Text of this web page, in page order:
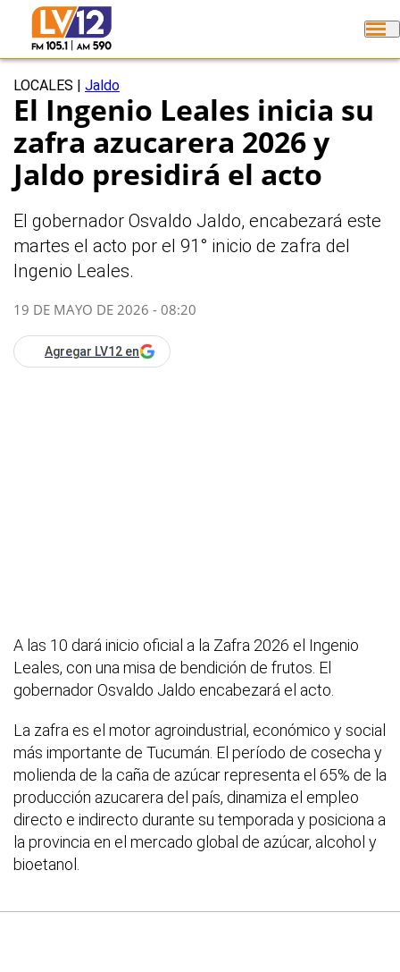
LOCALES Jaldo
El Ingenio Leales inicia su
zafra azucarera 2026 y
Jaldo presidirá el acto
El gobernador Osvaldo Jaldo, encabezará este
martes el acto por el 91° inicio de zafra del
Ingenio Leales.
19 DE MAYO DE 2026 - 08:20
Agregar LV12 en
A las 10 dará inicio oficial a la Zafra 2026 el Ingenio
Leales, con una misa de bendición de frutos. El
gobernador Osvaldo Jaldo encabezará el acto.
La zafra es el motor agroindustrial, económico y social
más importante de Tucumán. El período de cosecha y
molienda de la caña de azúcar representa el 65% de la
producción azucarera del país, dinamiza el empleo
directo e indirecto durante su temporada y posiciona a
la provincia en el mercado global de azúcar, alcohol y
bioetanol.